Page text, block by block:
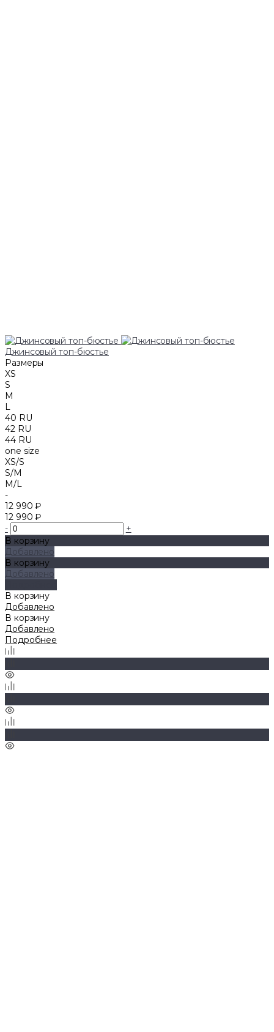
Джинсовый топ-бюстье
Размеры
XS
S
M
L
40 RU
42 RU
44 RU
one size
XS/S
S/M
M/L
-
12 990 ₽
12 990 ₽
-
+
В корзину
Добавлено
В корзину
Добавлено
В корзину
Добавлено
В корзину
Добавлено
Подробнее